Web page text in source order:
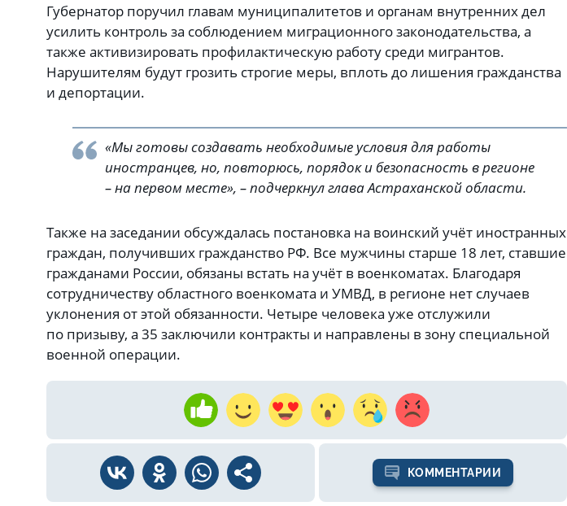
Губернатор поручил главам муниципалитетов и органам внутренних дел
усилить контроль за соблюдением миграционного законодательства, а
также активизировать профилактическую работу среди мигрантов.
Нарушителям будут грозить строгие меры, вплоть до лишения гражданства
и депортации.
«Мы готовы создавать необходимые условия для работы
иностранцев, но, повторюсь, порядок и безопасность в регионе
– на первом месте», – подчеркнул глава Астраханской области.
Также на заседании обсуждалась постановка на воинский учёт иностранных
граждан, получивших гражданство РФ. Все мужчины старше 18 лет, ставшие
гражданами России, обязаны встать на учёт в военкоматах. Благодаря
сотрудничеству областного военкомата и УМВД, в регионе нет случаев
уклонения от этой обязанности. Четыре человека уже отслужили
по призыву, а 35 заключили контракты и направлены в зону специальной
военной операции.
КОММЕНТАРИИ